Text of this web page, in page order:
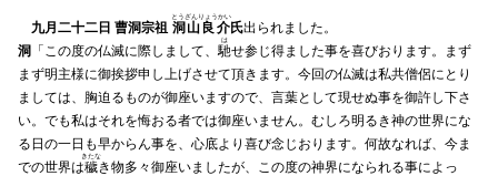
九月二十二日 曹洞宗祖 洞山良介
とうざんりょうかい
氏出られました。
洞 「この度の仏滅に際しまして、馳
は
せ参じ得ました事を喜びおります。まず
まず明主様に御挨拶申し上げさせて頂きます。今回の仏滅は私共僧侶にとり
ましては、胸迫るものが御座いますので、言葉として現せぬ事を御許し下さ
い。でも私はそれを悔おる者では御座いません。むしろ明るき神の世界にな
る日の一日も早からん事を、心底より喜び念じおります。何故なれば、今ま
での世界は穢
きたな
き物多々御座いましたが、この度の神界になられる事によっ